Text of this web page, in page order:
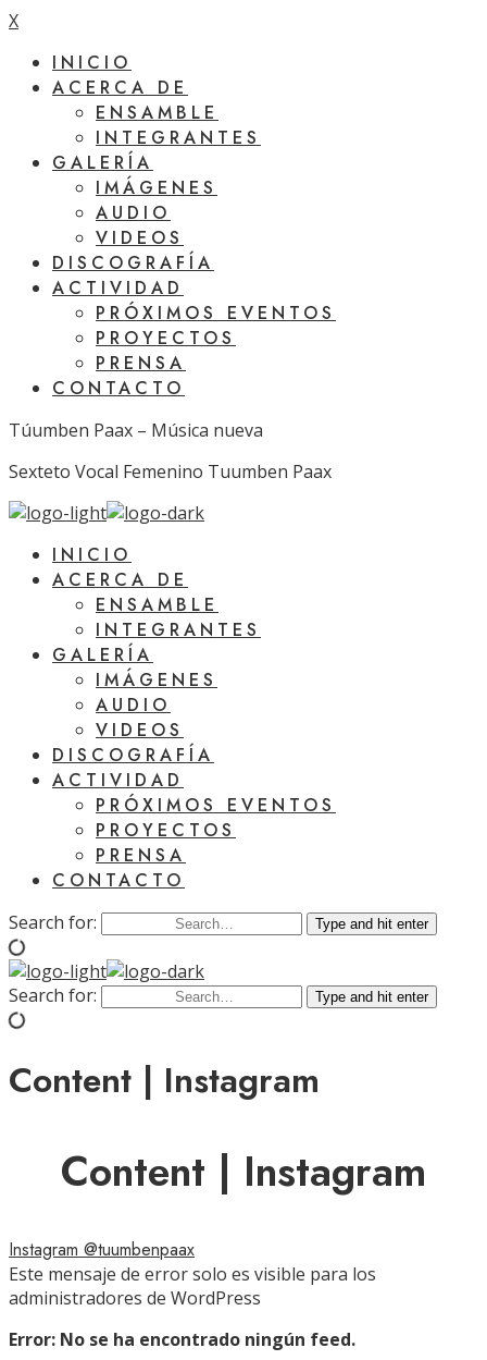
X
INICIO
ACERCA DE
ENSAMBLE
INTEGRANTES
GALERÍA
IMÁGENES
AUDIO
VIDEOS
DISCOGRAFÍA
ACTIVIDAD
PRÓXIMOS EVENTOS
PROYECTOS
PRENSA
CONTACTO
Túumben Paax – Música nueva
Sexteto Vocal Femenino Tuumben Paax
INICIO
ACERCA DE
ENSAMBLE
INTEGRANTES
GALERÍA
IMÁGENES
AUDIO
VIDEOS
DISCOGRAFÍA
ACTIVIDAD
PRÓXIMOS EVENTOS
PROYECTOS
PRENSA
CONTACTO
Search for: Type and hit enter
Search for: Type and hit enter
Content | Instagram
Content | Instagram
Instagram @tuumbenpaax
Este mensaje de error solo es visible para los
administradores de WordPress
Error: No se ha encontrado ningún feed.